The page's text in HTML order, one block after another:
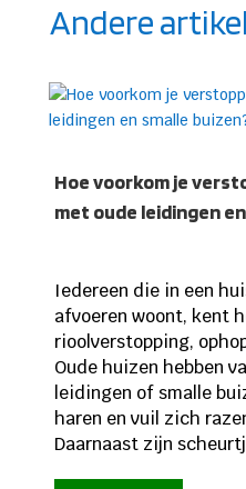
Andere
Hoe voorkom je
met oude leidingen
Iedereen die in een
afvoeren woont, kent
rioolverstopping,
Oude huizen hebben
leidingen of smalle
haren en vuil zich
Daarnaast zijn